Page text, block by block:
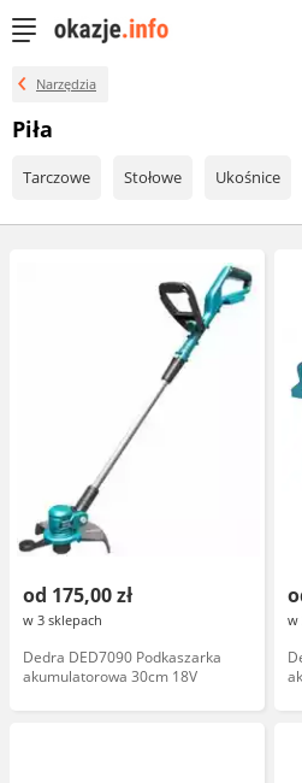
Narzędzia
Piła
Tarczowe Stołowe Ukośnice
od 175,00 zł
w 3 sklepach
Dedra DED7090 Podkaszarka
akumulatorowa 30cm 18V
w